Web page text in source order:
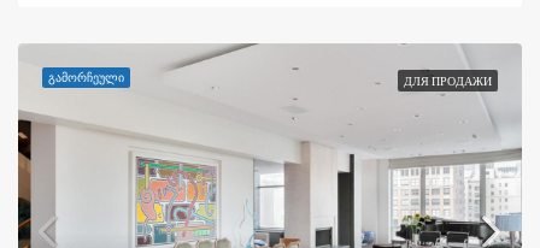
ᲒᲐᲛᲝᲠᲩᲔᲣᲚᲘ ДЛЯ ПРОДАЖИ